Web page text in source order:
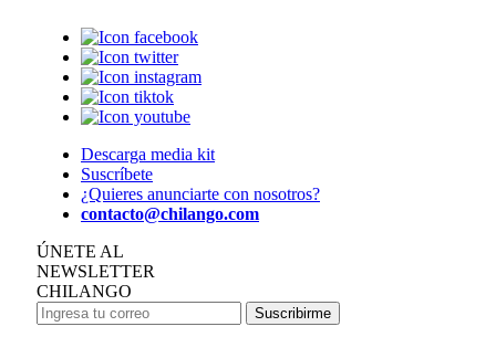
Descarga media kit
Suscríbete
¿Quieres anunciarte con nosotros?
contacto@chilango.com
ÚNETE AL
NEWSLETTER
CHILANGO
Suscribirme